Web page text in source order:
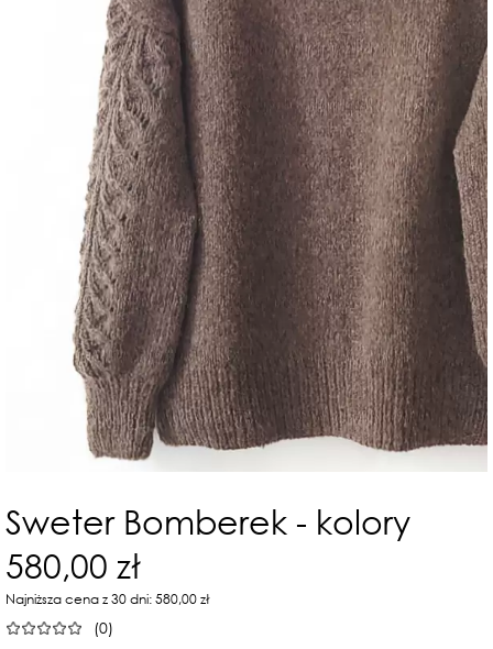
Sweter Bomberek - kolory
580,00 zł
Najniższa cena z 30 dni: 580,00 zł
(0)